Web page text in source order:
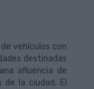
vehículos con
destinadas
afluencia de
la ciudad. El